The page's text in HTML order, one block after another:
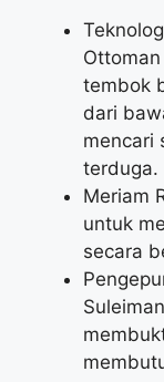
tembok
dari
mencari
terduga.
Meriam
untuk
secara